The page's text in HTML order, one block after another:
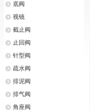
底阀
视镜
截止阀
止回阀
针型阀
疏水阀
排泥阀
排气阀
角座阀